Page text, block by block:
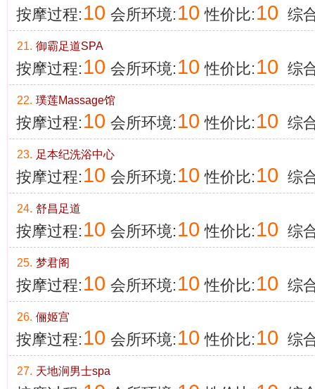
按摩过程: 10 会所环境: 10 性价比: 10 综
21. 御霸足道SPA
按摩过程: 10 会所环境: 10 性价比: 10 综
22. 璞莲Massage馆
按摩过程: 10 会所环境: 10 性价比: 10 综
23. 足本纪洗浴中心
按摩过程: 10 会所环境: 10 性价比: 10 综
24. 舒昌足道​​
按摩过程: 10 会所环境: 10 性价比: 10 综
25. 梦君阁
按摩过程: 10 会所环境: 10 性价比: 10 综
26. 俪姬宫
按摩过程: 10 会所环境: 10 性价比: 10 综
27. 天地涧男士spa